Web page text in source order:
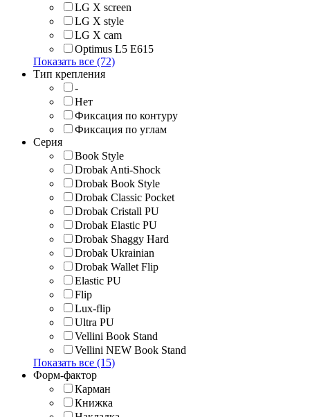
LG X screen
LG X style
LG Х cam
Optimus L5 E615
Показать все (72)
Тип крепления
-
Нет
Фиксация по контуру
Фиксация по углам
Серия
Book Style
Drobak Anti-Shock
Drobak Book Style
Drobak Classic Pocket
Drobak Cristall PU
Drobak Elastic PU
Drobak Shaggy Hard
Drobak Ukrainian
Drobak Wallet Flip
Elastic PU
Flip
Lux-flip
Ultra PU
Vellini Book Stand
Vellini NEW Book Stand
Показать все (15)
Форм-фактор
Карман
Книжка